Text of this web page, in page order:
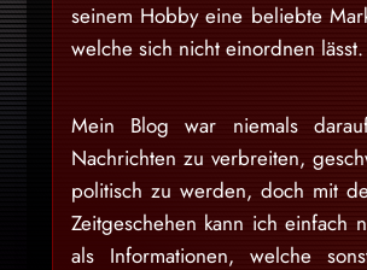
seinem Hobby eine beliebte
welche sich nicht einordnen lässt.
Mein Blog war niemals
Nachrichten zu verbreiten,
politisch zu werden, doch mit
Zeitgeschehen kann ich einfach
als Informationen, welche